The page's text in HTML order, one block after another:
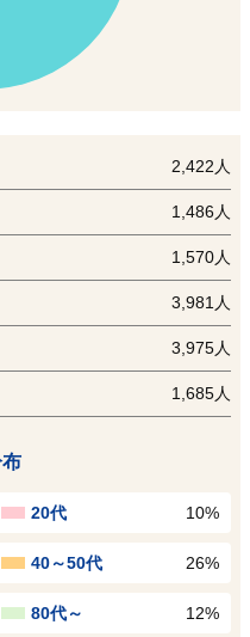
2,422人
1,486人
1,570人
3,981人
3,975人
1,685人
20代 10%
40～50代 26%
80代～ 12%